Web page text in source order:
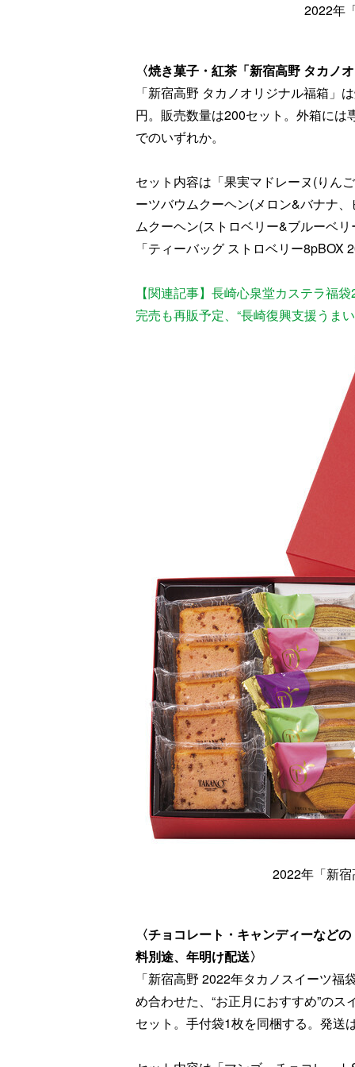
2022年
〈焼き菓子・紅茶「新宿高野 タカノ
「新宿高野 タカノオリジナル福箱」
円。販売数量は200セット。外箱に
でのいずれか。
セット内容は「果実マドレーヌ(りん
ーツバウムクーヘン(メロン&バナナ
ムクーヘン(ストロベリー&ブルーベ
「ティーバッグ ストロベリー8pBOX
【関連記事】長崎心泉堂カステラ福
完売も再販予定、“長崎復興支援うま
2022年「新
〈チョコレート・キャンディーなど
料別途、年明け配送〉
「新宿高野 2022年タカノスイーツ
め合わせた、“お正月におすすめ”の
セット。手付袋1枚を同梱する。発送